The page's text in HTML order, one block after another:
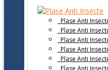
Plase Anti
Plase Anti
Plase Anti
Plase Anti
Plase Anti
Plase Anti